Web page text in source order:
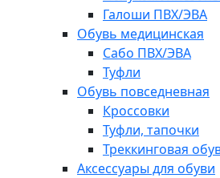
Галоши ПВХ/ЭВА
Обувь медицинская
Сабо ПВХ/ЭВА
Туфли
Обувь повседневная
Кроссовки
Туфли, тапочки
Треккинговая
Аксессуары для обуви